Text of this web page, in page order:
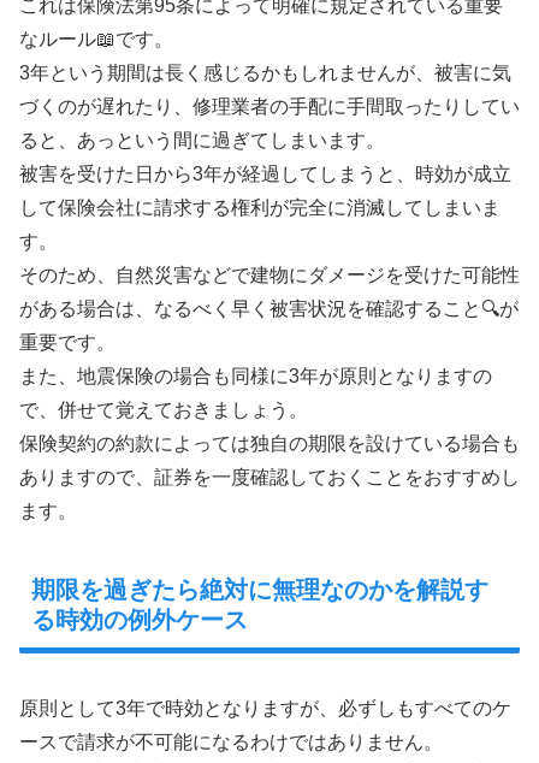
これは保険法第95条によって明確に規定されている重要
なルール📖です。
3年という期間は長く感じるかもしれませんが、被害に気
づくのが遅れたり、修理業者の手配に手間取ったりしてい
ると、あっという間に過ぎてしまいます。
被害を受けた日から3年が経過してしまうと、時効が成立
して保険会社に請求する権利が完全に消滅してしまいま
す。
そのため、自然災害などで建物にダメージを受けた可能性
がある場合は、なるべく早く被害状況を確認すること🔍が
重要です。
また、地震保険の場合も同様に3年が原則となりますの
で、併せて覚えておきましょう。
保険契約の約款によっては独自の期限を設けている場合も
ありますので、証券を一度確認しておくことをおすすめし
ます。
期限を過ぎたら絶対に無理なのかを解説す
る時効の例外ケース
原則として3年で時効となりますが、必ずしもすべてのケ
ースで請求が不可能になるわけではありません。